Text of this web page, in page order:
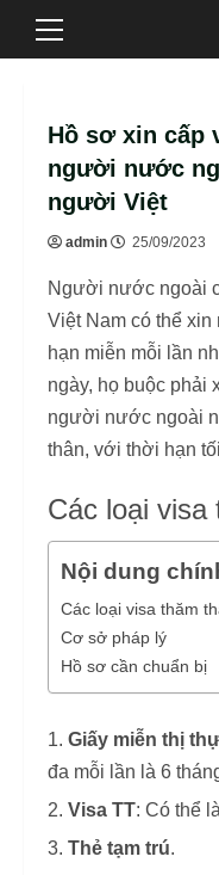
Skip
Primary
Hồ sơ xin cấp
người nước
người Việt
admin 25/09/2023
Người nước ngoài
Việt Nam có thể
hạn miễn mỗi lần
ngày, họ buộc phải
người nước ngoài
thân, với thời hạn
Các loại visa
Nội dung
Các loại visa thăm
Cơ sở pháp lý
Hồ sơ cần chuẩn bị
Giấy miễn thị
đa mỗi lần là 6
Visa TT: Có thể
Thẻ tạm trú.